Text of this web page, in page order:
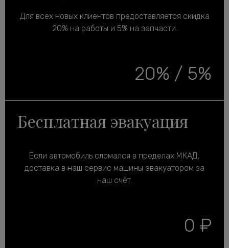
Для всех новых клиентов предоставляется скидка
20% на работы и 5% на запчасти.
20% / 5%
Бесплатная эвакуация
Если автомобиль сломался в пределах МКАД,
доставка в наш сервис машины эвакуатором за
наш счёт.
0 ₽